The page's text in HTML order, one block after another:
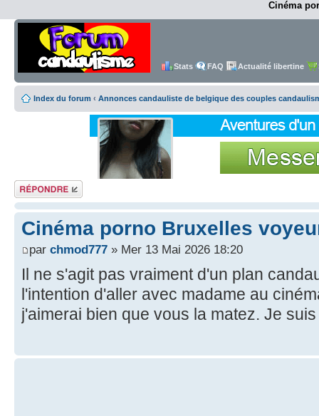
Cinéma
Stats FAQ Actualité libertine
Index du forum ‹ Annonces candauliste de belgique des couples
Répondre
Cinéma porno Bruxelles
par chmod777 » Mer 13 Mai 2026 18:20
Il ne s'agit pas vraiment d'un plan
l'intention d'aller avec madame au
j'aimerai bien que vous la matez. Je